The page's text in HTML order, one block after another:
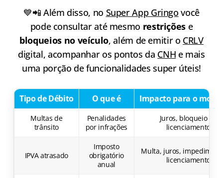
💙📲 Além disso, no Super App Gringo você
pode consultar até mesmo restrições e
bloqueios no veículo, além de emitir o CRLV
digital, acompanhar os pontos da CNH e mais
uma porção de funcionalidades super úteis!
Tipo de Débito O que é Impacto para o
Multas de
trânsito
Penalidades
por infrações
Juros, bloqueio de
licenciamento
IPVA atrasado
Imposto
obrigatório
anual
Multa, juros,
licenciamento